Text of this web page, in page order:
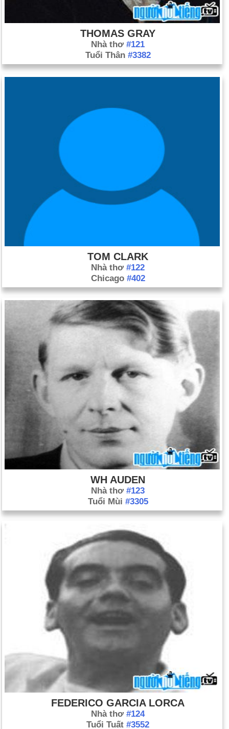
THOMAS GRAY
Nhà thơ #121
Tuổi Thân #3382
TOM CLARK
Nhà thơ #122
Chicago #402
WH AUDEN
Nhà thơ #123
Tuổi Mùi #3305
FEDERICO GARCIA LORCA
Nhà thơ #124
Tuổi Tuất #3552